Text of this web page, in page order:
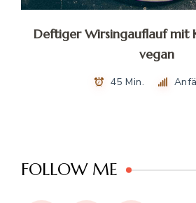
Deftiger Wirsingauflauf mit
vegan
45 Min.
FOLLOW ME